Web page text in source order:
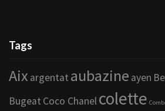
Tags
Aix argentat aubazine ayen
Bugeat Coco Chanelcolette